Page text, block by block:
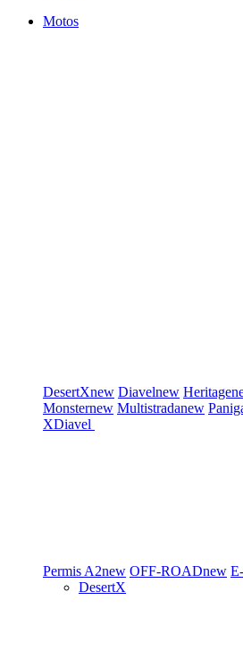
Motos
DesertXnew Diavelnew Heritage
Monsternew Multistradanew
XDiavel
Permis A2new OFF-ROADnew
DesertX